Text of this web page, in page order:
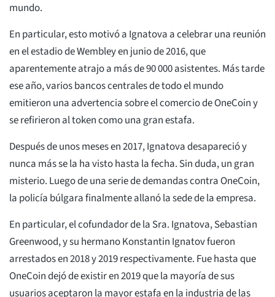
mundo.
En particular, esto motivó a Ignatova a celebrar una reunión
en el estadio de Wembley en junio de 2016, que
aparentemente atrajo a más de 90 000 asistentes. Más tarde
ese año, varios bancos centrales de todo el mundo
emitieron una advertencia sobre el comercio de OneCoin y
se refirieron al token como una gran estafa.
Después de unos meses en 2017, Ignatova desapareció y
nunca más se la ha visto hasta la fecha. Sin duda, un gran
misterio. Luego de una serie de demandas contra OneCoin,
la policía búlgara finalmente allanó la sede de la empresa.
En particular, el cofundador de la Sra. Ignatova, Sebastian
Greenwood, y su hermano Konstantin Ignatov fueron
arrestados en 2018 y 2019 respectivamente. Fue hasta que
OneCoin dejó de existir en 2019 que la mayoría de sus
usuarios aceptaron la mayor estafa en la industria de las